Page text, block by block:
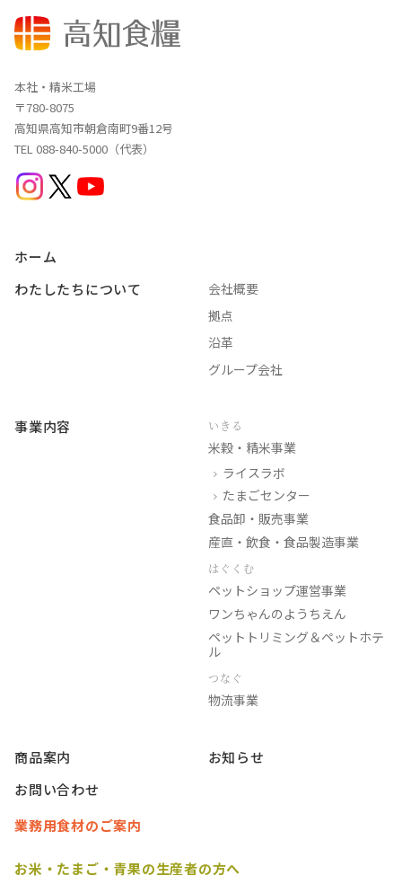
本社・精米工場
〒780-8075
高知県高知市朝倉南町9番12号
TEL 088-840-5000（代表）
ホーム
わたしたちについて
会社概要
拠点
沿革
グループ会社
事業内容 いきる
米穀・精米事業
ライスラボ
たまごセンター
食品卸・販売事業
産直・飲食・食品製造事業
はぐくむ
ペットショップ運営事業
ワンちゃんのようちえん
ペットトリミング＆ペットホテ
ル
つなぐ
物流事業
商品案内
お知らせ
お問い合わせ
業務用食材のご案内
お米・たまご・青果の生産者の方へ